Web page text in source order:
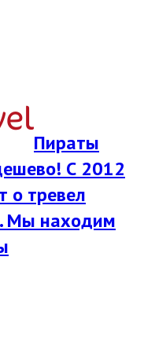
Пираты
С 2012
о тревел
Мы находим